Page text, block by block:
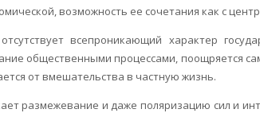
возможность ее сочетания как с
всепроникающий характер
общественными процессами, поощряется
от вмешательства в частную жизнь.
размежевание и даже поляризацию сил и